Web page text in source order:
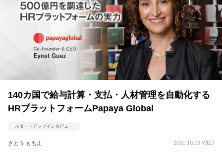
140カ国で給与計算・支払・人材管理を自動化する
HRプラットフォームPapaya Global
スタートアップインタビュー
さとう ももえ 2021.10.13 WED